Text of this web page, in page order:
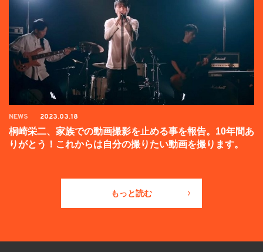
NEWS 2023.03.18
桐崎栄二、家族での動画撮影を止める事を報告。10年間あ
りがとう！これからは自分の撮りたい動画を撮ります。
もっと読む